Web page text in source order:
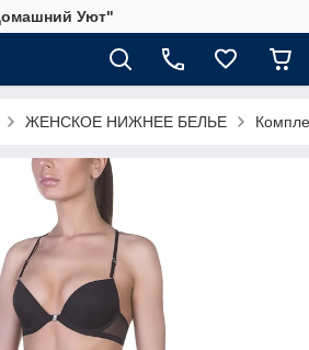
Уют"
ЖЕНСКОЕ НИЖНЕЕ БЕЛЬЕ